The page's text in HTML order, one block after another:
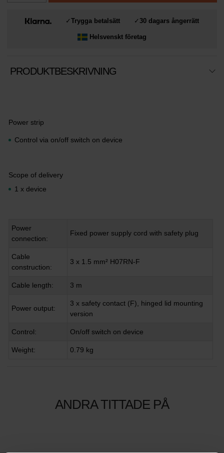
✓ Trygga betalsätt ✓30 dagars ångerrätt
Helsvenskt företag
PRODUKTBESKRIVNING
Power strip
Control via on/off switch on device
Scope of delivery
1 x device
Power
connection:
Fixed power supply cord with safety plug
Cable
construction:
3 x 1.5 mm² H07RN-F
Cable length: 3 m
Power output:
3 x safety contact (F), hinged lid mounting
version
Control: On/off switch on device
Weight: 0.79 kg
ANDRA TITTADE PÅ